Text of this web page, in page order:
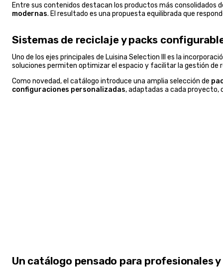
Entre sus contenidos destacan los productos más consolidados
modernas. El resultado es una propuesta equilibrada que
Sistemas de reciclaje y packs
Uno de los ejes principales de Luisina Selection III es la
soluciones permiten optimizar el espacio y facilitar la gestión de
Como novedad, el catálogo introduce una amplia selección de
configuraciones personalizadas, adaptadas a cada proyecto,
Un catálogo pensado para profesionales